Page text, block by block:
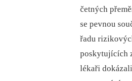
četných
se pevnou
řadu
poskytujících
lékaři